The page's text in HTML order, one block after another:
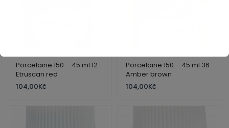
Porcelaine 150 – 45 ml 12
Etruscan red
104,00Kč
Porcelaine 150 – 45 ml 36
Amber brown
104,00Kč